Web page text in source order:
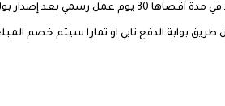
إصدار بوليصة الشحن واستلام المنتج من العميل
طريق بوابة الدفع تابي او تمارا سيتم خصم